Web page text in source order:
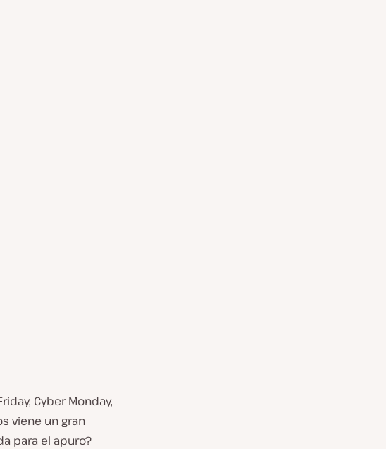
Cyber Monday,
viene un gran
para el apuro?